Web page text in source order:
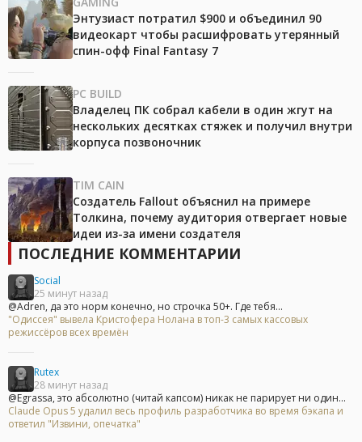
Энтузиаст потратил $900 и объединил 90
видеокарт чтобы расшифровать утерянный
спин-офф Final Fantasy 7
PC BUILD
Владелец ПК собрал кабели в один жгут на
нескольких десятках стяжек и получил внутри
корпуса позвоночник
TIM CAIN
Создатель Fallout объяснил на примере
Толкина, почему аудитория отвергает новые
идеи из-за имени создателя
ПОСЛЕДНИЕ КОММЕНТАРИИ
Social
25 минут назад
@Adren, да это норм конечно, но строчка 50+. Где тебя...
"Одиссея" вывела Кристофера Нолана в топ-3 самых кассовых
режиссёров всех времён
Rutex
28 минут назад
@Egrassa, это абсолютно (читай капсом) никак не парирует ни один...
Claude Opus 5 удалил весь профиль разработчика во время бэкапа и
ответил "Извини, опечатка"